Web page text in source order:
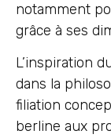
notamment
grâce à ses
L’inspiration
dans la
filiation
berline aux